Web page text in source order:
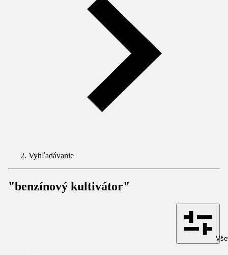
Vyhľadávanie
"benzínový kultivátor"